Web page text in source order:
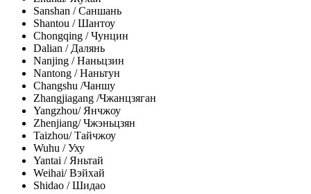
Sanshan / Саншань
Shantou / Шантоу
Chongqing / Чунцин
Dalian / Далянь
Nanjing / Наньцзин
Nantong / Наньтун
Changshu /Чаншу
Zhangjiagang /Чжанцзяган
Yangzhou/ Янчжоу
Zhenjiang/ Чжэньцзян
Taizhou/ Тайчжоу
Wuhu / Уху
Yantai / Яньтай
Weihai/ Вэйхай
Shidao / Шидао